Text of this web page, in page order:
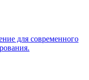
для современного